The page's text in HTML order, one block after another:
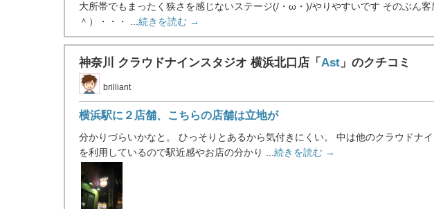
大所帯でもまったく狭さを感じないステージ(/・ω・)/やりやすいです そのぶん
＾）・・・ ... 続きを読む →
神奈川 クラウドナインスタジオ 横浜北口店「 Ast 」のクチコミ
brilliant
横浜駅に２店舗、こちらの店舗は立地が
分かりづらいかなと。 ひっそりとあるから気付きにくい。 中は他のクラウドナ
を利用しているので駅近感やお店の分かり ... 続きを読む →